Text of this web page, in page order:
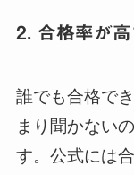
2. 合格率が
誰でも合格で
まり聞かない
す。公式には